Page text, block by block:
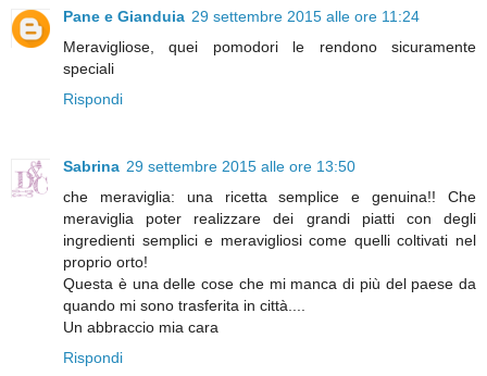
Pane e Gianduia 29 settembre 2015 alle ore 11:24
Meravigliose, quei pomodori le rendono sicuramente
speciali
Rispondi
Sabrina 29 settembre 2015 alle ore 13:50
che meraviglia: una ricetta semplice e genuina!! Che
meraviglia poter realizzare dei grandi piatti con degli
ingredienti semplici e meravigliosi come quelli coltivati nel
proprio orto!
Questa è una delle cose che mi manca di più del paese da
quando mi sono trasferita in città....
Un abbraccio mia cara
Rispondi